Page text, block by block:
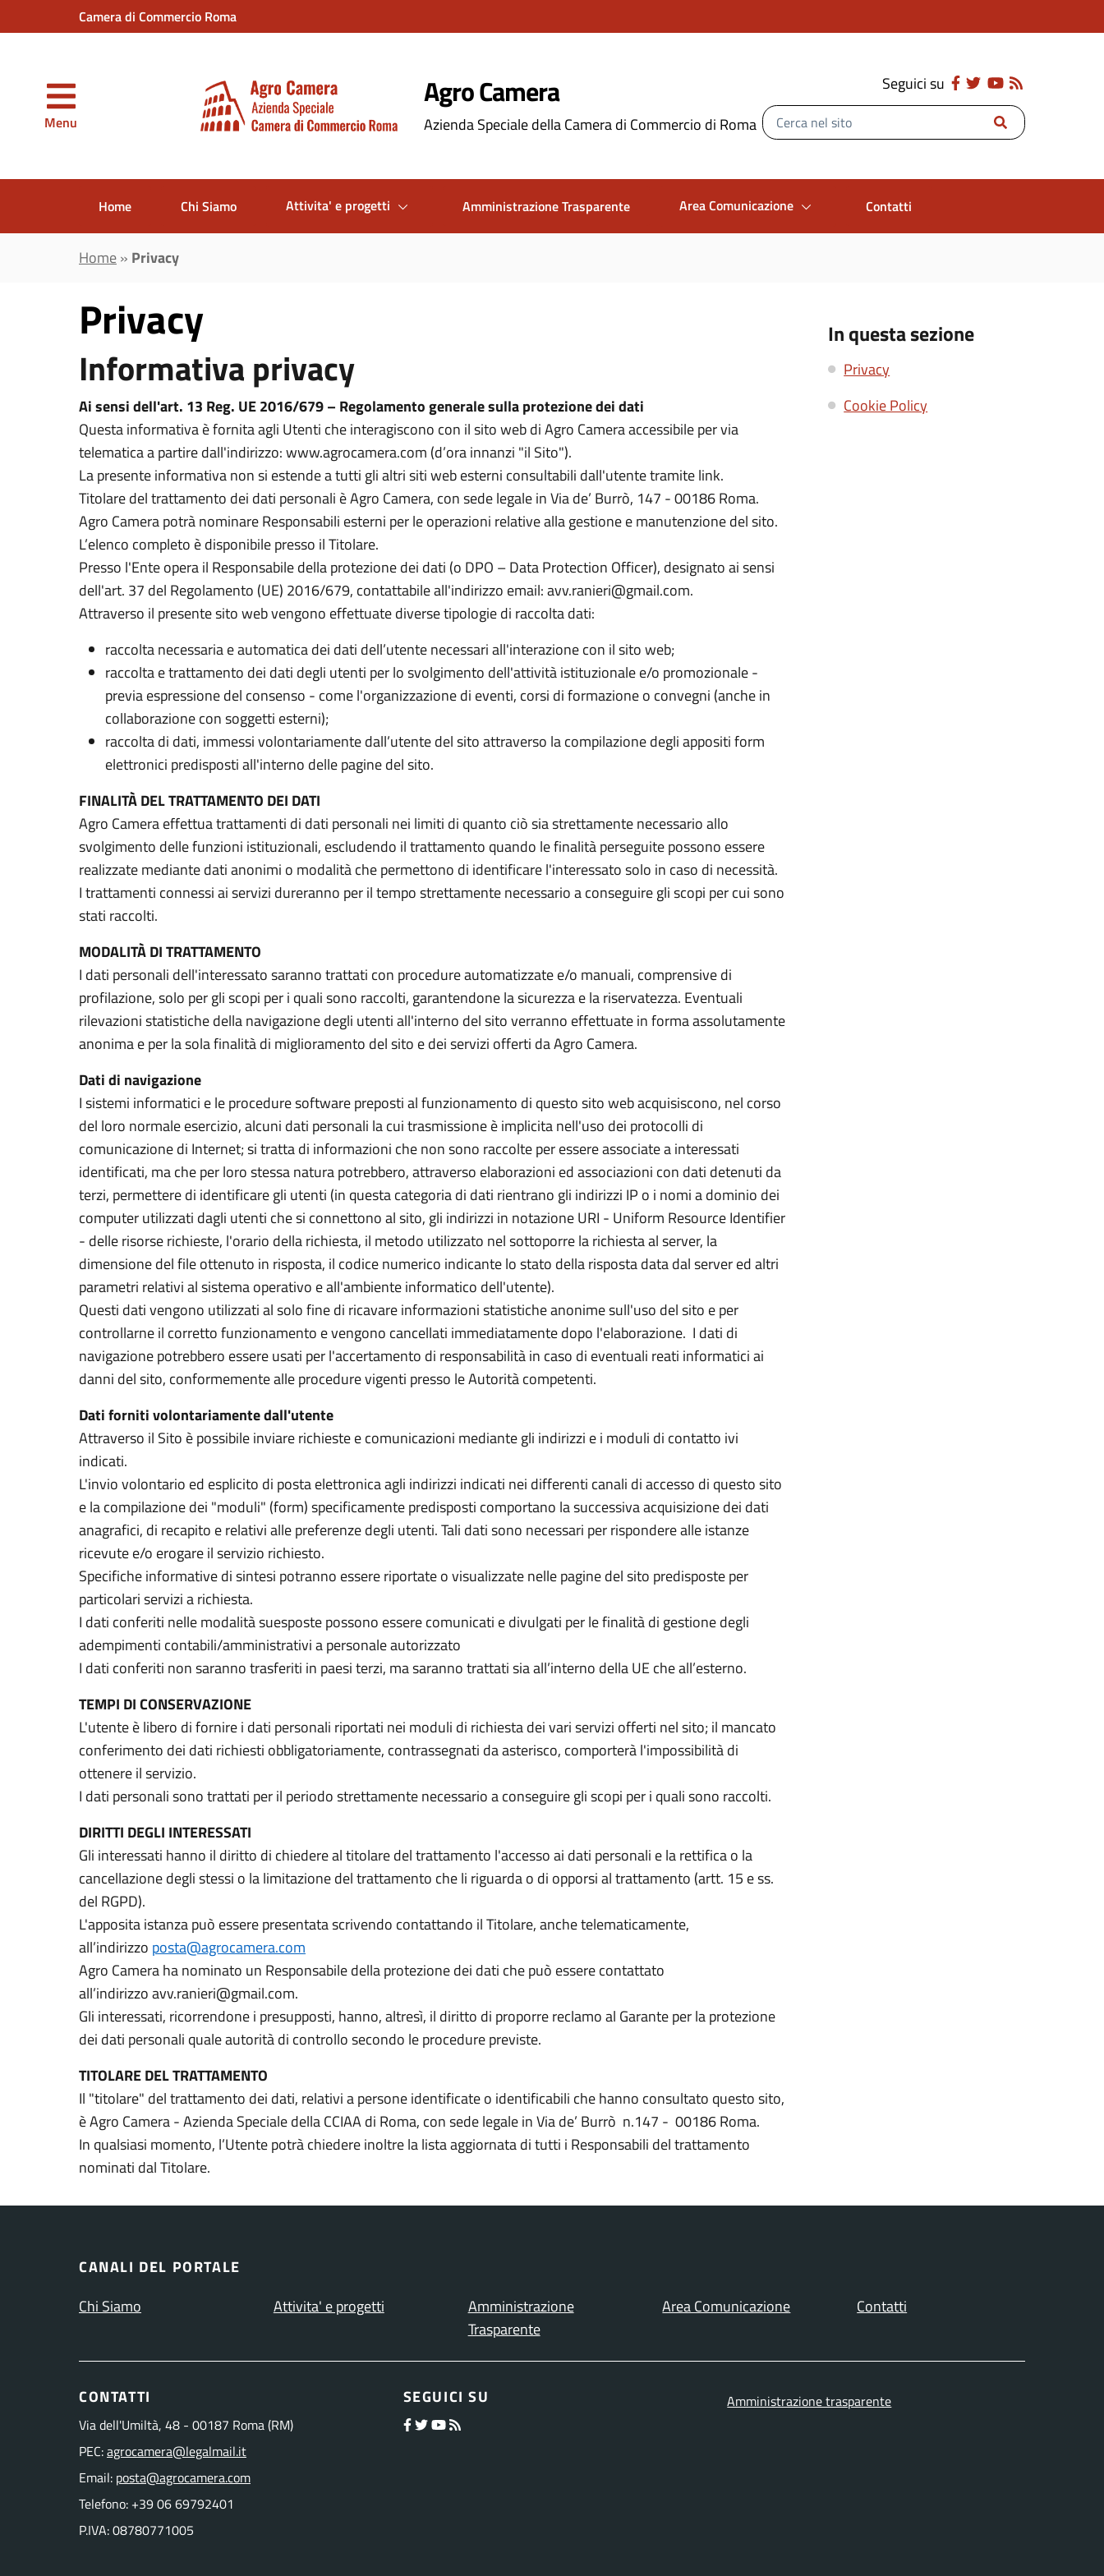
al contenuto principale
Camera di Commercio Roma
Menu
Agro Camera
Azienda Speciale della Camera di Commercio di Roma
Seguici su
Inserisci
il
Home Chi Siamo Attivita' e progetti Amministrazione Trasparente Area Comunicazione Contatti
Home» Privacy
Privacy
Informativa privacy
Ai sensi dell'art. 13 Reg. UE 2016/679 – Regolamento generale sulla protezione dei dati
Questa informativa è fornita agli Utenti che interagiscono con il sito web di Agro Camera accessibile per via
telematica a partire dall'indirizzo: www.agrocamera.com (d’ora innanzi "il Sito").
La presente informativa non si estende a tutti gli altri siti web esterni consultabili dall'utente tramite link.
Titolare del trattamento dei dati personali è Agro Camera, con sede legale in Via de’ Burrò, 147 - 00186 Roma.
Agro Camera potrà nominare Responsabili esterni per le operazioni relative alla gestione e manutenzione del sito.
L’elenco completo è disponibile presso il Titolare.
Presso l'Ente opera il Responsabile della protezione dei dati (o DPO – Data Protection Officer), designato ai sensi
dell'art. 37 del Regolamento (UE) 2016/679, contattabile all'indirizzo email:avv.ranieri@gmail.com.
Attraverso il presente sito web vengono effettuate diverse tipologie di raccolta dati:
raccolta necessaria e automatica dei dati dell’utente necessari all'interazione con il sito web;
raccolta e trattamento dei dati degli utenti per lo svolgimento dell'attività istituzionale e/o promozionale -
previa espressione del consenso - come l'organizzazione di eventi, corsi di formazione o convegni (anche in
collaborazione con soggetti esterni);
raccolta di dati, immessi volontariamente dall’utente del sito attraverso la compilazione degli appositi form
elettronici predisposti all'interno delle pagine del sito.
FINALITÀ DEL TRATTAMENTO DEI DATI
Agro Camera effettua trattamenti di dati personali nei limiti di quanto ciò sia strettamente necessario allo
svolgimento delle funzioni istituzionali, escludendo il trattamento quando le finalità perseguite possono essere
realizzate mediante dati anonimi o modalità che permettono di identificare l'interessato solo in caso di necessità.
I trattamenti connessi ai servizi dureranno per il tempo strettamente necessario a conseguire gli scopi per cui sono
stati raccolti.
MODALITÀ DI TRATTAMENTO
I dati personali dell'interessato saranno trattati con procedure automatizzate e/o manuali, comprensive di
profilazione, solo per gli scopi per i quali sono raccolti, garantendone la sicurezza e la riservatezza. Eventuali
rilevazioni statistiche della navigazione degli utenti all'interno del sito verranno effettuate in forma assolutamente
anonima e per la sola finalità di miglioramento del sito e dei servizi offerti da Agro Camera.
Dati di navigazione
I sistemi informatici e le procedure software preposti al funzionamento di questo sito web acquisiscono, nel corso
del loro normale esercizio, alcuni dati personali la cui trasmissione è implicita nell'uso dei protocolli di
comunicazione di Internet; si tratta di informazioni che non sono raccolte per essere associate a interessati
identificati, ma che per loro stessa natura potrebbero, attraverso elaborazioni ed associazioni con dati detenuti da
terzi, permettere di identificare gli utenti (in questa categoria di dati rientrano gli indirizzi IP o i nomi a dominio dei
computer utilizzati dagli utenti che si connettono al sito, gli indirizzi in notazione URI - Uniform Resource Identifier
- delle risorse richieste, l'orario della richiesta, il metodo utilizzato nel sottoporre la richiesta al server, la
dimensione del file ottenuto in risposta, il codice numerico indicante lo stato della risposta data dal server ed altri
parametri relativi al sistema operativo e all'ambiente informatico dell'utente).
Questi dati vengono utilizzati al solo fine di ricavare informazioni statistiche anonime sull'uso del sito e per
controllarne il corretto funzionamento e vengono cancellati immediatamente dopo l'elaborazione. I dati di
navigazione potrebbero essere usati per l'accertamento di responsabilità in caso di eventuali reati informatici ai
danni del sito, conformemente alle procedure vigenti presso le Autorità competenti.
Dati forniti volontariamente dall'utente
Attraverso il Sito è possibile inviare richieste e comunicazioni mediante gli indirizzi e i moduli di contatto ivi
indicati.
L'invio volontario ed esplicito di posta elettronica agli indirizzi indicati nei differenti canali di accesso di questo sito
e la compilazione dei "moduli" (form) specificamente predisposti comportano la successiva acquisizione dei dati
anagrafici, di recapito e relativi alle preferenze degli utenti. Tali dati sono necessari per rispondere alle istanze
ricevute e/o erogare il servizio richiesto.
Specifiche informative di sintesi potranno essere riportate o visualizzate nelle pagine del sito predisposte per
particolari servizi a richiesta.
I dati conferiti nelle modalità suesposte possono essere comunicati e divulgati per le finalità di gestione degli
adempimenti contabili/amministrativi a personale autorizzato
I dati conferiti non saranno trasferiti in paesi terzi, ma saranno trattati sia all’interno della UE che all’esterno.
TEMPI DI CONSERVAZIONE
L'utente è libero di fornire i dati personali riportati nei moduli di richiesta dei vari servizi offerti nel sito; il mancato
conferimento dei dati richiesti obbligatoriamente, contrassegnati da asterisco, comporterà l'impossibilità di
ottenere il servizio.
I dati personali sono trattati per il periodo strettamente necessario a conseguire gli scopi per i quali sono raccolti.
DIRITTI DEGLI INTERESSATI
Gli interessati hanno il diritto di chiedere al titolare del trattamento l'accesso ai dati personali e la rettifica o la
cancellazione degli stessi o la limitazione del trattamento che li riguarda o di opporsi al trattamento (artt. 15 e ss.
del RGPD).
L'apposita istanza può essere presentata scrivendo contattando il Titolare, anche telematicamente,
all’indirizzo posta@agrocamera.com
Agro Camera ha nominato un Responsabile della protezione dei dati che può essere contattato
all’indirizzoavv.ranieri@gmail.com.
Gli interessati, ricorrendone i presupposti, hanno, altresì, il diritto di proporre reclamo al Garante per la protezione
dei dati personali quale autorità di controllo secondo le procedure previste.
TITOLARE DEL TRATTAMENTO
Il "titolare" del trattamento dei dati, relativi a persone identificate o identificabili che hanno consultato questo sito,
è Agro Camera - Azienda Speciale della CCIAA di Roma, con sede legale in Via de’ Burrò n.147 - 00186 Roma.
In qualsiasi momento, l’Utente potrà chiedere inoltre la lista aggiornata di tutti i Responsabili del trattamento
nominati dal Titolare.
In questa sezione
Privacy
Cookie Policy
CANALI DEL PORTALE
Chi Siamo
Attivita' e progetti
Amministrazione
Trasparente
Area Comunicazione Contatti
CONTATTI
Via dell'Umiltà, 48 - 00187 Roma (RM)
PEC:agrocamera@legalmail.it
Email: posta@agrocamera.com
Telefono: +39 06 69792401
P.IVA: 08780771005
SEGUICI SU Amministrazione trasparente